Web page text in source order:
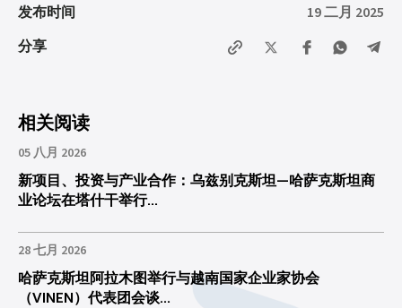
发布时间 19 二月 2025
分享
相关阅读
05 八月 2026
新项目、投资与产业合作：乌兹别克斯坦—哈萨克斯坦商
业论坛在塔什干举行...
28 七月 2026
哈萨克斯坦阿拉木图举行与越南国家企业家协会
（VINEN）代表团会谈...